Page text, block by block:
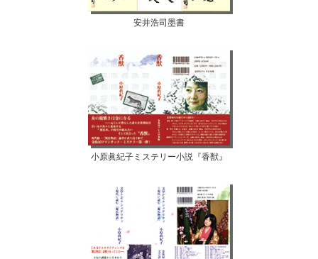
安井浩司墨書
小原眞紀子ミステリー小説『香獣』